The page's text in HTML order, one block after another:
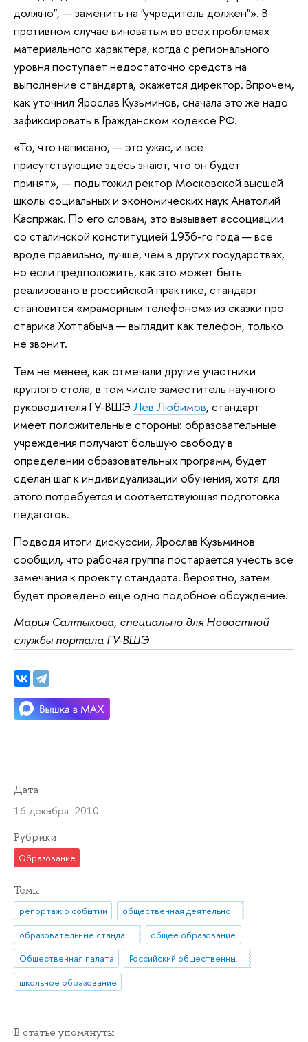
должно", — заменить на "учредитель должен"». В
противном случае виноватым во всех проблемах
материального характера, когда с регионального
уровня поступает недостаточно средств на
выполнение стандарта, окажется директор. Впрочем,
как уточнил Ярослав Кузьминов, сначала это же надо
зафиксировать в Гражданском кодексе РФ.
«То, что написано, — это ужас, и все
присутствующие здесь знают, что он будет
принят», — подытожил ректор Московской высшей
школы социальных и экономических наук Анатолий
Каспржак. По его словам, это вызывает ассоциации
со сталинской конституцией 1936-го года — все
вроде правильно, лучше, чем в других государствах,
но если предположить, как это может быть
реализовано в российской практике, стандарт
становится «мраморным телефоном» из сказки про
старика Хоттабыча — выглядит как телефон, только
не звонит.
Тем не менее, как отмечали другие участники
круглого стола, в том числе заместитель научного
руководителя ГУ-ВШЭ Лев Любимов, стандарт
имеет положительные стороны: образовательные
учреждения получают большую свободу в
определении образовательных программ, будет
сделан шаг к индивидуализации обучения, хотя для
этого потребуется и соответствующая подготовка
педагогов.
Подводя итоги дискуссии, Ярослав Кузьминов
сообщил, что рабочая группа постарается учесть все
замечания к проекту стандарта. Вероятно, затем
будет проведено еще одно подобное обсуждение.
Мария Салтыкова, специально для Новостной
службы портала ГУ-ВШЭ
Дата
16 декабря 2010
Рубрики
Образование
Темы
репортаж о событии
общественная деятельность
образовательные стандарты
общее образование
Общественная палата
Российский общественный совет по развитию образования (РОСРО)
школьное образование
В статье упомянуты